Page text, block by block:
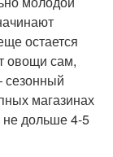
остается
овощи сам,
сезонный
магазинах
не дольше 4-5